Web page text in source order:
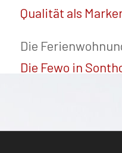
Qualität als
Die
Die Fewo in